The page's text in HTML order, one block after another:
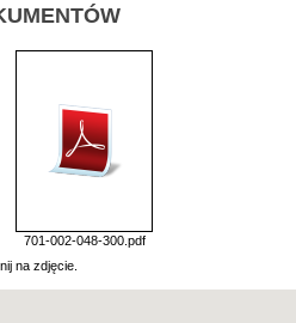
701-002-048-300.pdf
na zdjęcie.